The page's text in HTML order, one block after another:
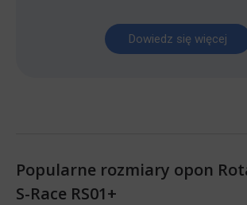
Dowiedz się więcej
Popularne rozmiary opon
S-Race RS01+